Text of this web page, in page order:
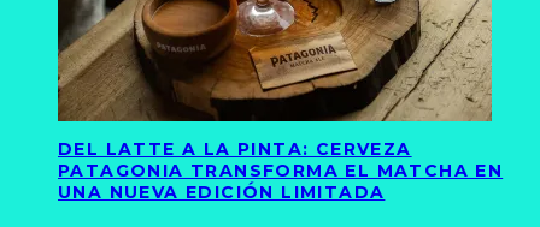
DEL LATTE A LA PINTA: CERVEZA
PATAGONIA TRANSFORMA EL MATCHA EN
UNA NUEVA EDICIÓN LIMITADA